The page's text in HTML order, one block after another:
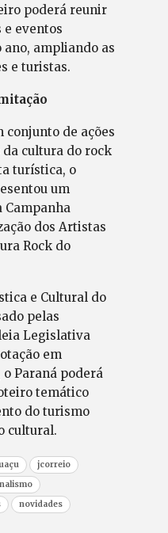
poderá reunir
e eventos
ano, ampliando as
e turistas.
de ações
cultura do rock
turística, o
um
dos Artistas
Rock do
e Cultural do
pelas
Legislativa
em
Paraná poderá
temático
do turismo
cultural.
jcorreio
novidades